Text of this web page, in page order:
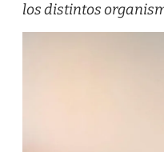
los distintos